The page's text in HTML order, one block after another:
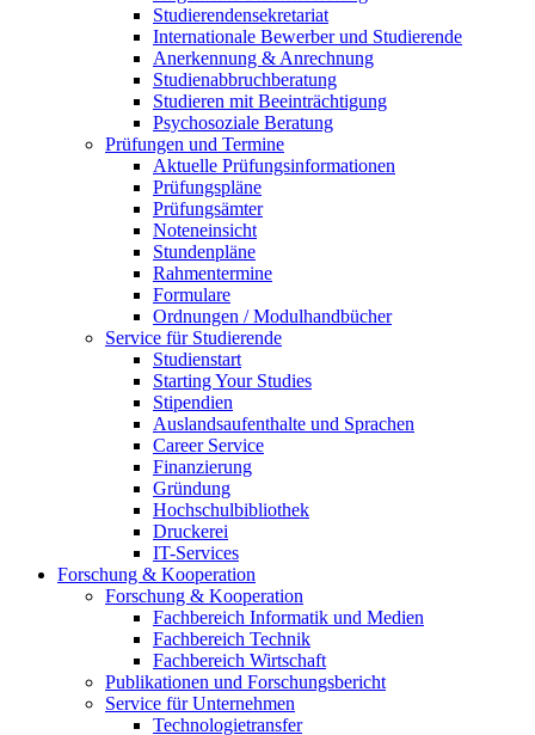
Studierendensekretariat
Internationale Bewerber und Studierende
Anerkennung & Anrechnung
Studienabbruchberatung
Studieren mit Beeinträchtigung
Psychosoziale Beratung
Prüfungen und Termine
Aktuelle Prüfungsinformationen
Prüfungspläne
Prüfungsämter
Noteneinsicht
Stundenpläne
Rahmentermine
Formulare
Ordnungen / Modulhandbücher
Service für Studierende
Studienstart
Starting Your Studies
Stipendien
Auslandsaufenthalte und Sprachen
Career Service
Finanzierung
Gründung
Hochschulbibliothek
Druckerei
IT-Services
Forschung & Kooperation
Forschung & Kooperation
Fachbereich Informatik und Medien
Fachbereich Technik
Fachbereich Wirtschaft
Publikationen und Forschungsbericht
Service für Unternehmen
Technologietransfer